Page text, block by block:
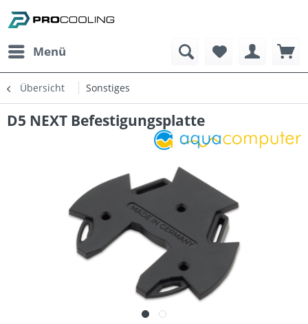
Menü
Übersicht Sonstiges
D5 NEXT Befestigungsplatte